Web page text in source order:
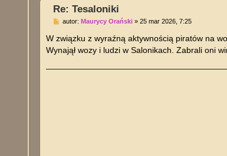
Re: Tesaloniki
P
s
t
autor:Maurycy Orański »25 mar 2026, 7:25
W związku z wyraźną aktywnością piratów na
Wynajął wozy i ludzi w Salonikach. Zabrali oni